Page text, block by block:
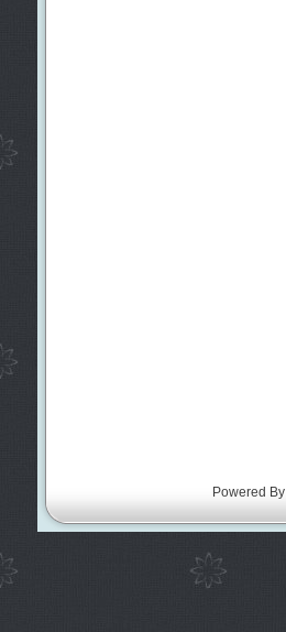
Powered By